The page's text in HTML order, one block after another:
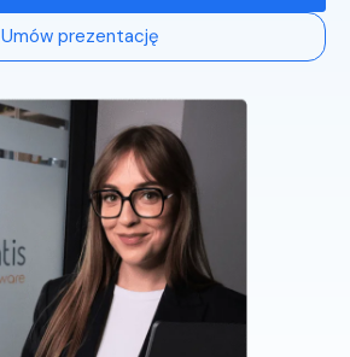
Umów prezentację